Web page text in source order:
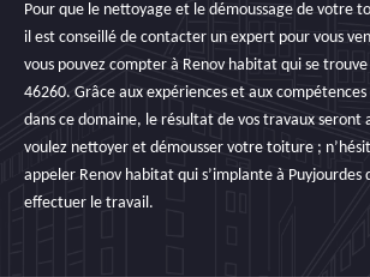
Pour que le nettoyage et le démoussage de votre
il est conseillé de contacter un expert pour vous
vous pouvez compter à Renov habitat qui se trouve
46260. Grâce aux expériences et aux compétences
dans ce domaine, le résultat de vos travaux seront
voulez nettoyer et démousser votre toiture ;
appeler Renov habitat qui s’implante à Puyjourdes
effectuer le travail.